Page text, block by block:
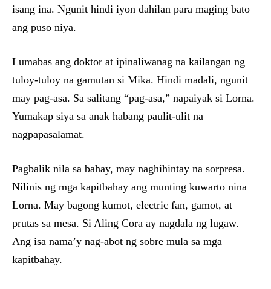
isang ina. Ngunit hindi iyon dahilan para maging bato
ang puso niya.
Lumabas ang doktor at ipinaliwanag na kailangan ng
tuloy-tuloy na gamutan si Mika. Hindi madali, ngunit
may pag-asa. Sa salitang “pag-asa,” napaiyak si Lorna.
Yumakap siya sa anak habang paulit-ulit na
nagpapasalamat.
Pagbalik nila sa bahay, may naghihintay na sorpresa.
Nilinis ng mga kapitbahay ang munting kuwarto nina
Lorna. May bagong kumot, electric fan, gamot, at
prutas sa mesa. Si Aling Cora ay nagdala ng lugaw.
Ang isa nama’y nag-abot ng sobre mula sa mga
kapitbahay.